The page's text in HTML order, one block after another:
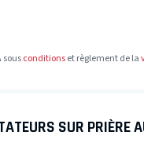
sousconditionset règlement de la
SUR PRIÈRE